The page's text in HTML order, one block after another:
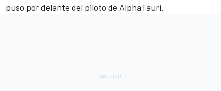
puso por delante del piloto de AlphaTauri.